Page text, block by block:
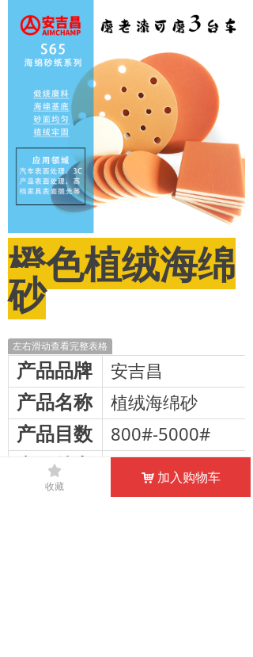
낙 加入购物车
끄
收藏
橙色植绒海绵
砂
左右滑动查看完整表格
产品品牌 安吉昌
产品名称 植绒海绵砂
产品目数 800#-5000#
产品特点 质地柔软、值砂均
应用范围 汽车、木料、玉